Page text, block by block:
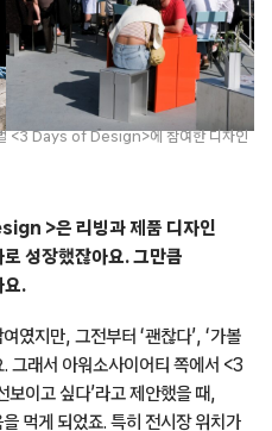
<3 Days of Design>에 참여한 디자인
>은 리빙과 제품 디자인
성장했잖아요. 그만큼
요.
였지만, 그전부터 ‘괜찮다’, ‘가볼
그래서 아워소사이어티 쪽에서 <3
이고 싶다’라고 제안했을 때,
먹게 되었죠. 특히 전시장 위치가